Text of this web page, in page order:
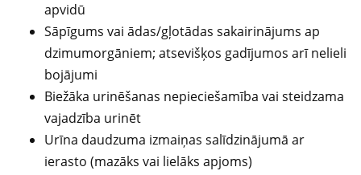
apvidū
Sāpīgums vai ādas/gļotādas sakairinājums ap
dzimumorgāniem; atsevišķos gadījumos arī nelieli
bojājumi
Biežāka urinēšanas nepieciešamība vai steidzama
vajadzība urinēt
Urīna daudzuma izmaiņas salīdzinājumā ar
ierasto (mazāks vai lielāks apjoms)